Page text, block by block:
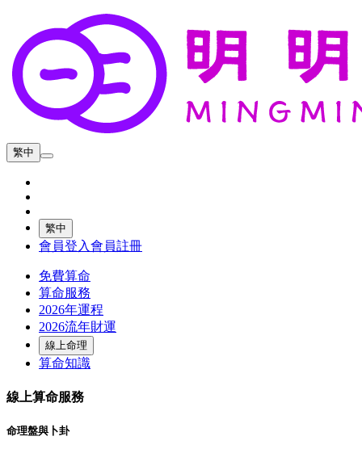
繁中
繁中
會員登入會員註冊
免費算命
算命服務
2026年運程
2026流年財運
線上命理
算命知識
線上算命服務
命理盤與卜卦